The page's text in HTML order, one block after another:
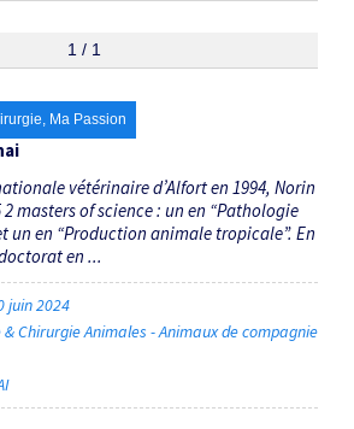
1 / 1
Ma Passion
vétérinaire d’Alfort en 1994, Norin
masters of science : un en “Pathologie
un en “Production animale tropicale”. En
en ...
juin 2024
& Chirurgie Animales - Animaux de compagnie